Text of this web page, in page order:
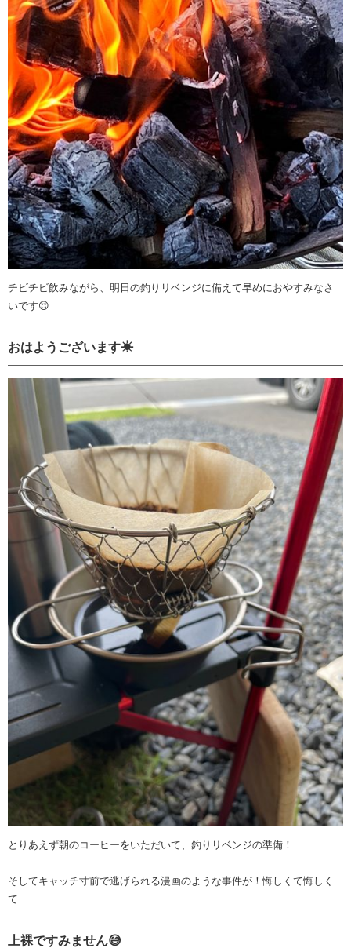
チビチビ飲みながら、明日の釣りリベンジに備えて早めにおやすみなさ
いです😌
おはようございます☀
とりあえず朝のコーヒーをいただいて、釣りリベンジの準備！
そしてキャッチ寸前で逃げられる漫画のような事件が！悔しくて悔しく
て…
上裸ですみません😅